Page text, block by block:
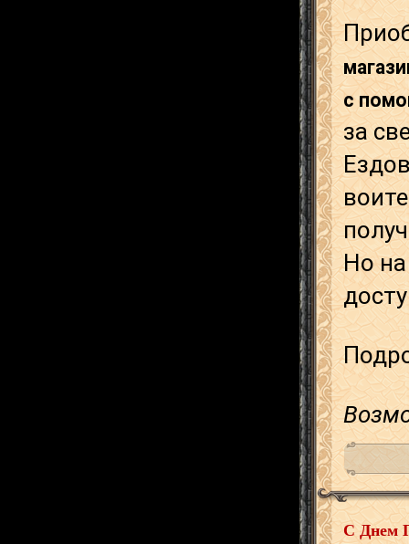
с
за
Но
С Днем